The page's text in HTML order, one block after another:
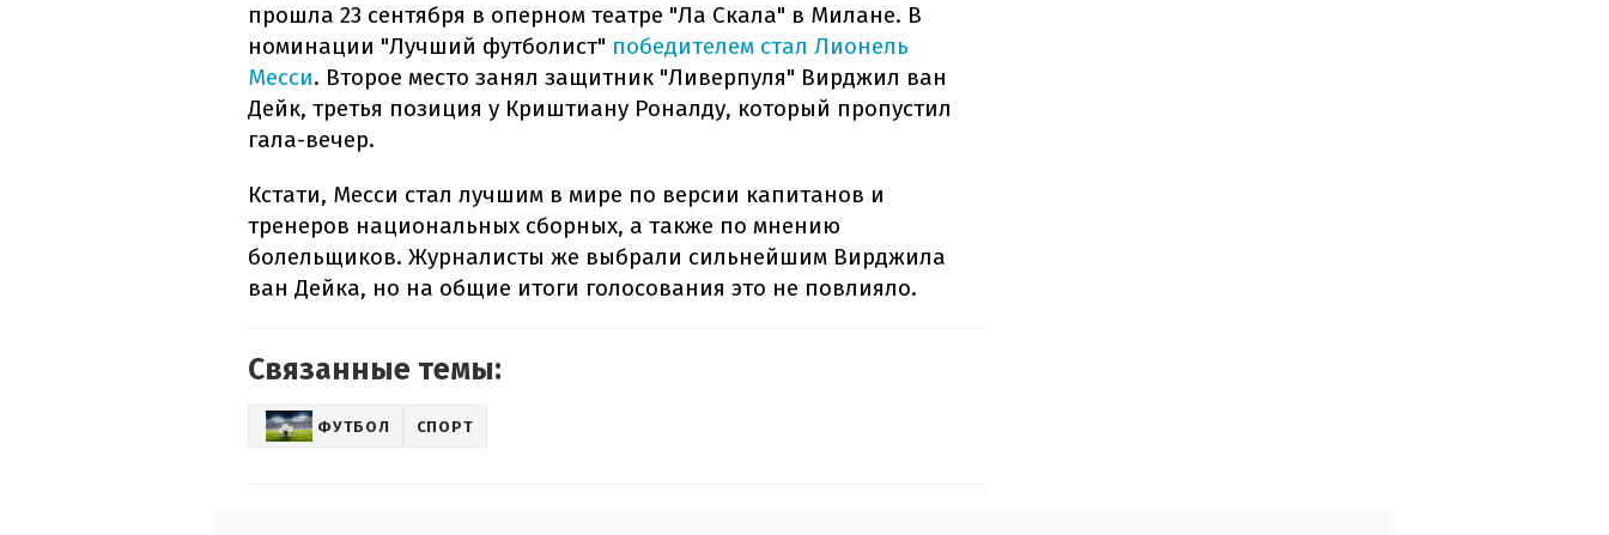
прошла 23 сентября в оперном театре "Ла Скала" в Милане. В
номинации "Лучший футболист" победителем стал Лионель
Месси. Второе место занял защитник "Ливерпуля" Вирджил ван
Дейк, третья позиция у Криштиану Роналду, который пропустил
гала-вечер.
Кстати, Месси стал лучшим в мире по версии капитанов и
тренеров национальных сборных, а также по мнению
болельщиков. Журналисты же выбрали сильнейшим Вирджила
ван Дейка, но на общие итоги голосования это не повлияло.
Связанные темы:
ФУТБОЛ СПОРТ